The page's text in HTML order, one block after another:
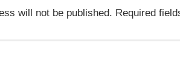
will not be published. Required